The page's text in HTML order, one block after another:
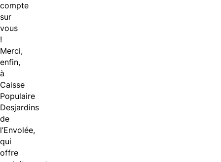
compte
sur
vous
!
Merci,
enfin,
à
Caisse
Populaire
Desjardins
de
l’Envolée,
qui
offre